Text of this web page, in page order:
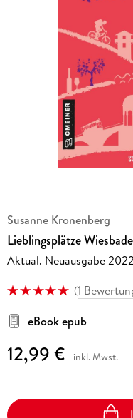
Susanne Kronenberg
Lieblingsplätze
Aktual. Neuausgabe 2022
(1
eBook epub
12,99 € inkl. Mwst.